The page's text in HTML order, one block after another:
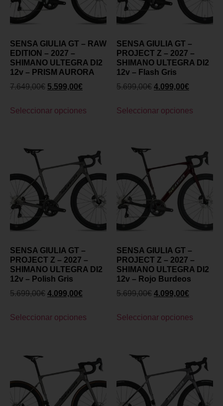
SENSA GIULIA GT – RAW
EDITION – 2027 –
SHIMANO ULTEGRA DI2
12v – PRISM AURORA
7.649,00€ 5.599,00€
Seleccionar opciones
SENSA GIULIA GT –
PROJECT Z – 2027 –
SHIMANO ULTEGRA DI2
12v – Flash Gris
5.699,00€ 4.099,00€
Seleccionar opciones
SENSA GIULIA GT –
PROJECT Z – 2027 –
SHIMANO ULTEGRA DI2
12v – Polish Gris
5.699,00€ 4.099,00€
Seleccionar opciones
SENSA GIULIA GT –
PROJECT Z – 2027 –
SHIMANO ULTEGRA DI2
12v – Rojo Burdeos
5.699,00€ 4.099,00€
Seleccionar opciones